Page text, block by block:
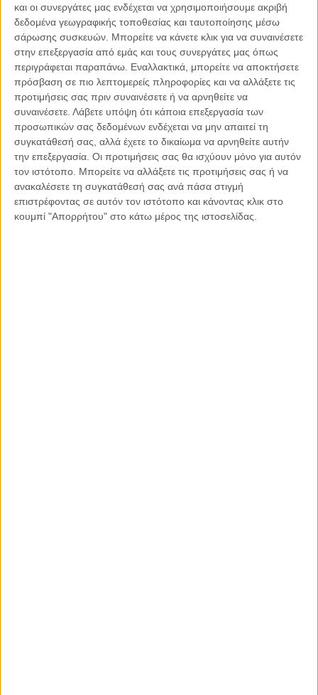
και οι συνεργάτες μας ενδέχεται να χρησιμοποιήσουμε ακριβή
δεδομένα γεωγραφικής τοποθεσίας και ταυτοποίησης μέσω
σάρωσης συσκευών. Μπορείτε να κάνετε κλικ για να συναινέσετε
στην επεξεργασία από εμάς και τους συνεργάτες μας όπως
περιγράφεται παραπάνω. Εναλλακτικά, μπορείτε να αποκτήσετε
πρόσβαση σε πιο λεπτομερείς πληροφορίες και να αλλάξετε τις
προτιμήσεις σας πριν συναινέσετε ή να αρνηθείτε να
συναινέσετε. Λάβετε υπόψη ότι κάποια επεξεργασία των
προσωπικών σας δεδομένων ενδέχεται να μην απαιτεί τη
συγκατάθεσή σας, αλλά έχετε το δικαίωμα να αρνηθείτε αυτήν
την επεξεργασία. Οι προτιμήσεις σας θα ισχύουν μόνο για αυτόν
τον ιστότοπο. Μπορείτε να αλλάξετε τις προτιμήσεις σας ή να
ανακαλέσετε τη συγκατάθεσή σας ανά πάσα στιγμή
επιστρέφοντας σε αυτόν τον ιστότοπο και κάνοντας κλικ στο
κουμπί "Απορρήτου" στο κάτω μέρος της ιστοσελίδας.
συμβαίνει κάτι το οποίο δεν είχαμε προγραμματίσει.
Τρακάρεις και σκέφτεσαι «μα καλά γιατί σε εμένα ;»
Βυθίζεσαι σε συνήθεις κακές σκέψεις και ο φαύλος κύκλος
της αρνητικότητας συντηρείται. Από την άλλη μεριά, η
Ιωάννα, μας απέδειξε ακριβώς το αντίθετο. Δέχτηκε μία
απρόσμενη επίθεση με καυστικό υγρό που την οδήγησε ένα
βήμα πριν τον θάνατο. Εντούτοις, από την πρώτη στιγμή,
κέρδισε την εκτίμηση και αγάπη του κόσμου. Έδωσε ένα
δημόσιο αγώνα με μία θεόρατη διεκδικητική στάση. Δεν την
εμπόδισε τίποτα, ούτε καν το γεγονός ότι δεν την
απαντήθηκε ποτέ κανένα «γιατί». Η μεγαλειώδες ικανότητα
της να αποδεχτεί την νέα δυσμενή μη – αναστρέψιμη
κατάσταση συνδυαστικά με την θεμελιώδη απαίτηση της να